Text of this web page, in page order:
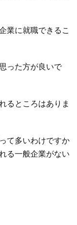
業に就職できるこ
った方が良いで
るところはありま
て多いわけですか
る一般企業がない